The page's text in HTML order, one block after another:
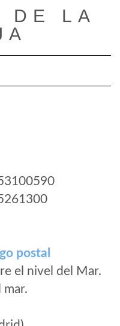
DE LA
modo de navegación
postal
el nivel del Mar.
mar.